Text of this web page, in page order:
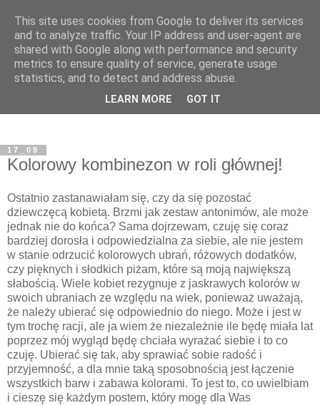
17_09
Kolorowy kombinezon w roli głównej!
Ostatnio zastanawiałam się, czy da się pozostać
dziewczęcą kobietą. Brzmi jak zestaw antonimów, ale może
jednak nie do końca? Sama dojrzewam, czuję się coraz
bardziej dorosła i odpowiedzialna za siebie, ale nie jestem
w stanie odrzucić kolorowych ubrań, różowych dodatków,
czy pięknych i słodkich piżam, które są moją największą
słabością. Wiele kobiet rezygnuje z jaskrawych kolorów w
swoich ubraniach ze względu na wiek, ponieważ uważają,
że należy ubierać się odpowiednio do niego. Może i jest w
tym trochę racji, ale ja wiem że niezależnie ile będę miała lat
poprzez mój wygląd będę chciała wyrażać siebie i to co
czuję. Ubierać się tak, aby sprawiać sobie radość i
przyjemność, a dla mnie taką sposobnością jest łączenie
wszystkich barw i zabawa kolorami. To jest to, co uwielbiam
i cieszę się każdym postem, który mogę dla Was
This site uses cookies from Google to deliver its services
and to analyze traffic. Your IP address and user-agent are
shared with Google along with performance and security
metrics to ensure quality of service, generate usage
statistics, and to detect and address abuse.
LEARN MORE GOT IT